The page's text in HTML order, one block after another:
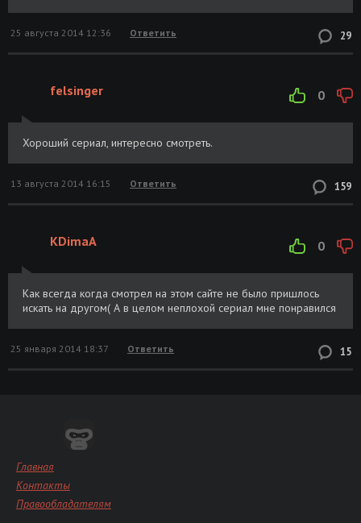
29
25 августа 2014 12:36 Ответить
0
felsinger
Хороший сериал, интересно смотреть.
159
13 августа 2014 16:15 Ответить
0
KDimaA
Как всегда когда смотрел на этом сайте не было пришлось
искать на другом( А в целом неплохой сериал мне понравился
15
25 января 2014 18:37 Ответить
Главная
Контакты
Правообладателям